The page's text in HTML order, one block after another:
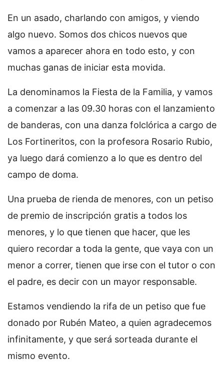
En un asado, charlando con amigos, y viendo
algo nuevo. Somos dos chicos nuevos que
vamos a aparecer ahora en todo esto, y con
muchas ganas de iniciar esta movida.
La denominamos la Fiesta de la Familia, y vamos
a comenzar a las 09.30 horas con el lanzamiento
de banderas, con una danza folclórica a cargo de
Los Fortineritos, con la profesora Rosario Rubio,
ya luego dará comienzo a lo que es dentro del
campo de doma.
Una prueba de rienda de menores, con un petiso
de premio de inscripción gratis a todos los
menores, y lo que tienen que hacer, que les
quiero recordar a toda la gente, que vaya con un
menor a correr, tienen que irse con el tutor o con
el padre, es decir con un mayor responsable.
Estamos vendiendo la rifa de un petiso que fue
donado por Rubén Mateo, a quien agradecemos
infinitamente, y que será sorteada durante el
mismo evento.